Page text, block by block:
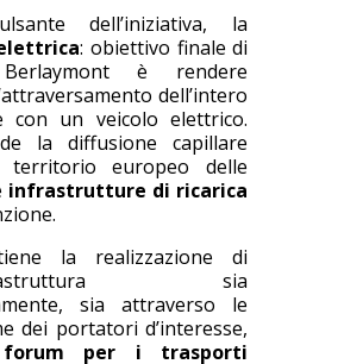
dell’iniziativa, la
: obiettivo finale di
è rendere
dell’intero
con un veicolo elettrico.
la diffusione capillare
territorio europeo delle
infrastrutture di ricarica
la realizzazione di
sia
sia attraverso le
dei portatori d’interesse,
forum per i trasporti